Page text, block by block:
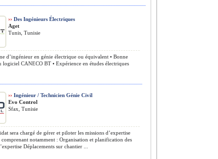
›› Des Ingénieurs Électriques
Aget
Tunis, Tunisie
d’ingénieur en génie électrique ou équivalent • Bonne
logiciel CANECO BT • Expérience en études électriques
›› Ingénieur / Technicien Génie Civil
Evo Control
Sfax, Tunisie
sera chargé de gérer et piloter les missions d’expertise
comprenant notamment : Organisation et planification des
Déplacements sur chantier ...